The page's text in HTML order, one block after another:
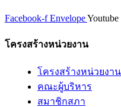
Facebook-f EnvelopeYoutube
โครงสร้างหน่วยงาน
โครงสร้างหน่วยงาน
คณะผู้บริหาร
สมาชิกสภา